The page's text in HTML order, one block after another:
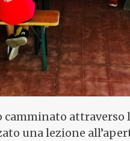
camminato
una lezione